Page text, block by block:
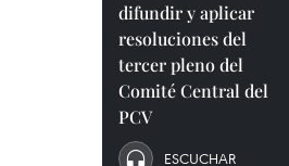
difundir y aplicar
resoluciones del
tercer pleno del
Comité Central del
PCV
ESCUCHAR